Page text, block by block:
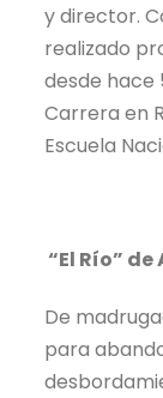
y director.
realizado
desde hace
Carrera en
Escuela
“El Río”
De
para